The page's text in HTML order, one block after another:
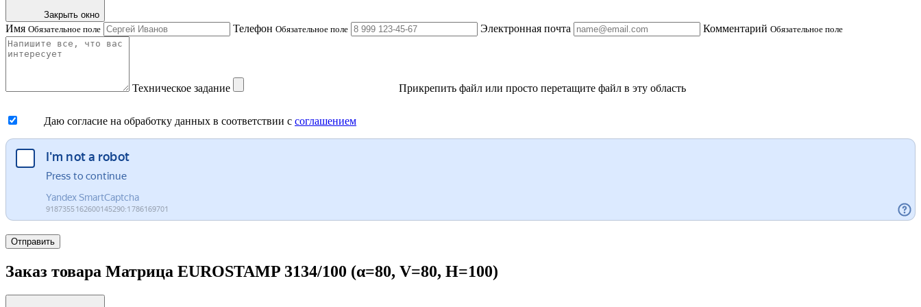
Закрыть окно
Имя Обязательное поле Телефон Обязательное поле Электронная почта Комментарий Обязательное поле
Техническое задание Прикрепить файл или просто перетащите файл в эту область
Даю согласие на обработку данных в соответствии с соглашением
Отправить
Заказ товара Матрица EUROSTAMP 3134/100 (α=80, V=80, H=100)